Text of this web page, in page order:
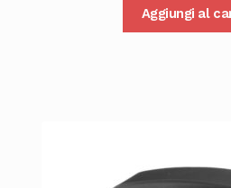
Aggiungi al